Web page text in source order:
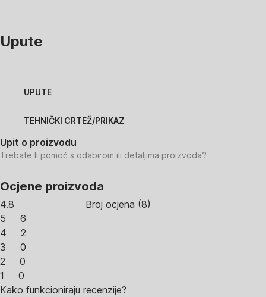
Upute
UPUTE
TEHNIČKI CRTEŽ/PRIKAZ
Upit o proizvodu
Trebate li pomoć s odabirom ili detaljima proizvoda?
Ocjene proizvoda
4.8 Broj ocjena (8)
5
6
4
2
3
0
2
0
1
0
Kako funkcioniraju recenzije?